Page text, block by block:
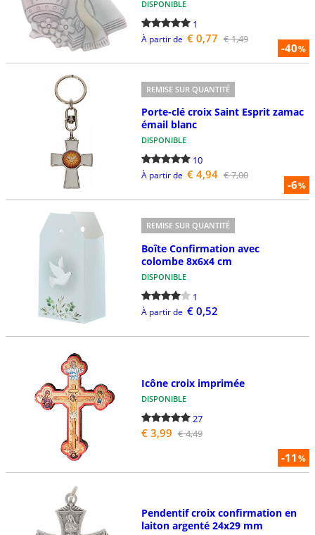
-40%
DISPONIBLE
1
À partir de € 0,77 € 1,49
-6%
REMISE SUR QUANTITÉ
Porte-clé croix Saint Esprit zamac
émail blanc
DISPONIBLE
10
À partir de € 4,94 € 7,00
REMISE SUR QUANTITÉ
Boîte Confirmation avec
colombe 8x6x4 cm
DISPONIBLE
1
À partir de € 0,52
-11%
Icône croix imprimée
DISPONIBLE
27
€ 3,99 € 4,49
Pendentif croix confirmation en
laiton argenté 24x29 mm